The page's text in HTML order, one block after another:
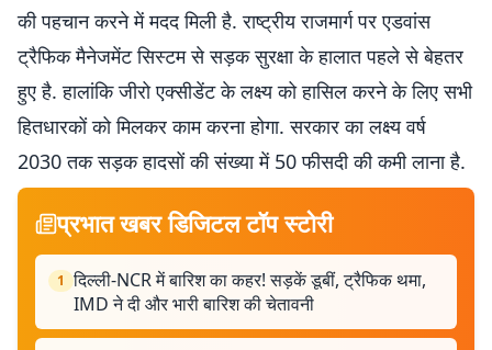
की पहचान करने में मदद मिली है. राष्ट्रीय राजमार्ग पर एडवांस
ट्रैफिक मैनेजमेंट सिस्टम से सड़क सुरक्षा के हालात पहले से बेहतर
हुए है. हालांकि जीरो एक्सीडेंट के लक्ष्य को हासिल करने के लिए सभी
हितधारकों को मिलकर काम करना होगा. सरकार का लक्ष्य वर्ष
2030 तक सड़क हादसों की संख्या में 50 फीसदी की कमी लाना है.
प्रभात खबर डिजिटल टॉप स्टोरी
1 दिल्ली-NCR में बारिश का कहर! सड़कें डूबीं, ट्रैफिक थमा,
IMD ने दी और भारी बारिश की चेतावनी